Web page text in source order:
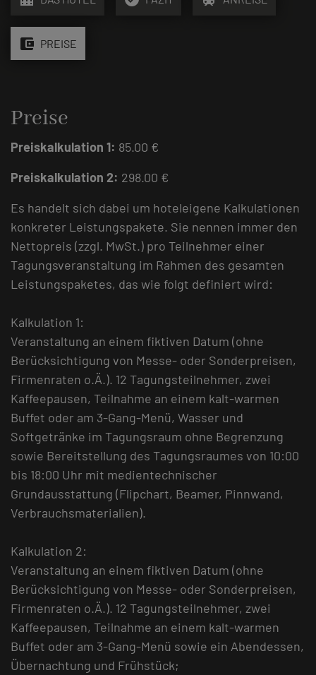
account_balance_wallet PREISE
Preise
Preiskalkulation 1: 85.00 €
Preiskalkulation 2: 298.00 €
Es handelt sich dabei um hoteleigene Kalkulationen
konkreter Leistungspakete. Sie nennen immer den
Nettopreis (zzgl. MwSt.) pro Teilnehmer einer
Tagungsveranstaltung im Rahmen des gesamten
Leistungspaketes, das wie folgt definiert wird:
Kalkulation 1:
Veranstaltung an einem fiktiven Datum (ohne
Berücksichtigung von Messe- oder Sonderpreisen,
Firmenraten o.Ä.). 12 Tagungsteilnehmer, zwei
Kaffeepausen, Teilnahme an einem kalt-warmen
Buffet oder am 3-Gang-Menü, Wasser und
Softgetränke im Tagungsraum ohne Begrenzung
sowie Bereitstellung des Tagungsraumes von 10:00
bis 18:00 Uhr mit medientechnischer
Grundausstattung (Flipchart, Beamer, Pinnwand,
Verbrauchsmaterialien).
Kalkulation 2:
Veranstaltung an einem fiktiven Datum (ohne
Berücksichtigung von Messe- oder Sonderpreisen,
Firmenraten o.Ä.). 12 Tagungsteilnehmer, zwei
Kaffeepausen, Teilnahme an einem kalt-warmen
Buffet oder am 3-Gang-Menü sowie ein Abendessen,
Übernachtung und Frühstück;